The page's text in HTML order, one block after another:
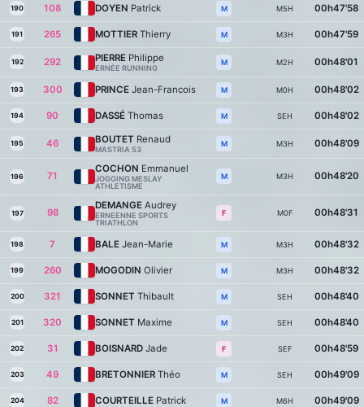
190 108 DOYEN Patrick M M5H 00h47'58
191 265 MOTTIER Thierry M M3H 00h47'59
192 292 PIERRE Philippe
ERNÉE RUNNING
M M2H 00h48'01
193 300 PRINCE Jean-Francois M M0H 00h48'02
194 90 DASSÉ Thomas M SEH 00h48'02
195 46 BOUTET Renaud
MASTRIA 53
M M3H 00h48'09
196 71
COCHON Emmanuel
JOGGING MESLAY
ATHLETISME
M M3H 00h48'20
197 98
DEMANGE Audrey
ERNEENNE SPORTS
TRIATHLON
F M0F 00h48'31
198 7 BALE Jean-Marie M M3H 00h48'32
199 260 MOGODIN Olivier M M3H 00h48'32
200 321 SONNET Thibault M SEH 00h48'40
201 320 SONNET Maxime M SEH 00h48'40
202 31 BOISNARD Jade F SEF 00h48'59
203 49 BRETONNIER Théo M SEH 00h49'09
204 82 COURTEILLE Patrick M M6H 00h49'09